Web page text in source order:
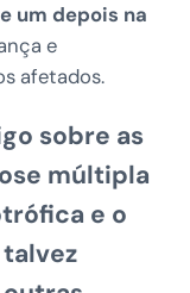
um depois na
e
afetados.
sobre as
múltipla
e o
talvez